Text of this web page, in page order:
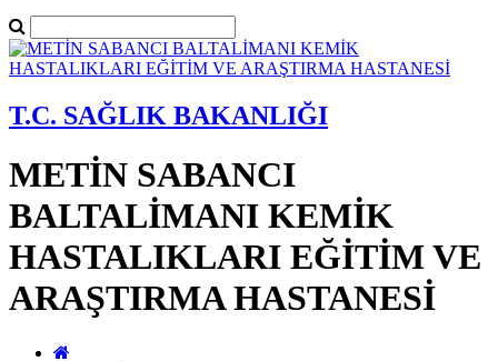
T.C. SAĞLIK BAKANLIĞI
METİN SABANCI
BALTALİMANI KEMİK
HASTALIKLARI EĞİTİM VE
ARAŞTIRMA HASTANESİ